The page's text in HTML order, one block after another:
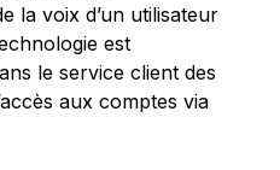
la voix d’un utilisateur
est
le service client des
aux comptes via